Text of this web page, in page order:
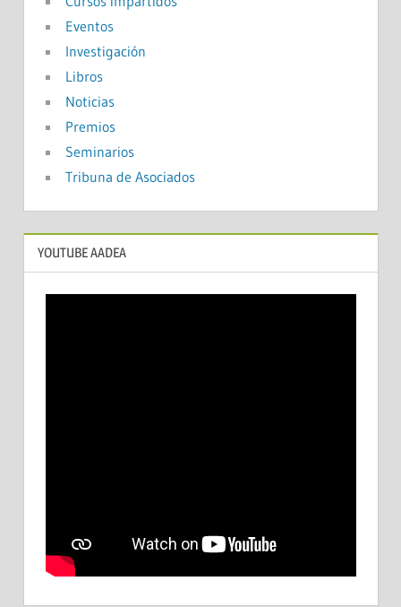
Eventos
Investigación
Libros
Noticias
Premios
Seminarios
Tribuna de Asociados
YOUTUBE AADEA